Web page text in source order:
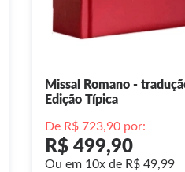
Missal Romano -
Edição Típica
De R$ 723,90 por:
R$ 499,90
Ou em 10x de R$ 49,99